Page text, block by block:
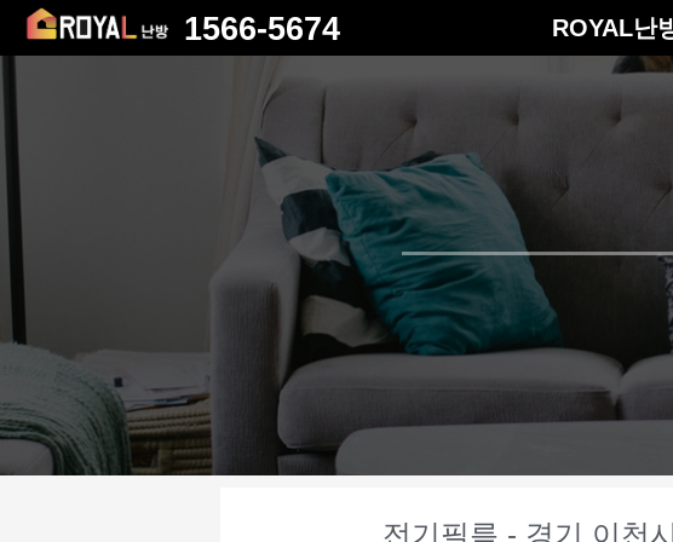
1566-5674 ROYAL난
전기필름 - 경기 이천